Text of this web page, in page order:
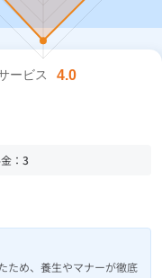
： 3
ため、養生やマナーが徹底